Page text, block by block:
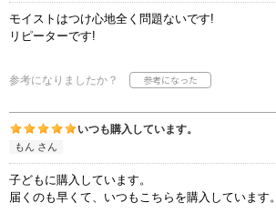
モイストはつけ心地全く問題ないです!
リピーターです!
参考になりましたか？
いつも購入しています。
もん さん
子どもに購入しています。
届くのも早くて、いつもこちらを購入しています。